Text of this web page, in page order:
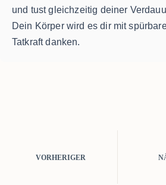
und tust gleichzeitig deiner
Dein Körper wird es dir mit
Tatkraft danken.
VORHERIGER